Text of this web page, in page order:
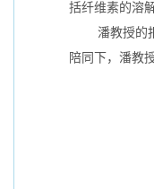
括纤维素的溶
潘教授的
陪同下，潘教